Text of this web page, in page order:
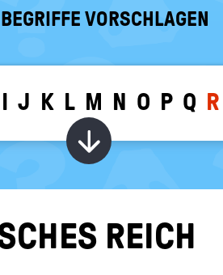
BEGRIFFE VORSCHLAGEN
I J K L M N O P Q R
Wörter zu
REICH